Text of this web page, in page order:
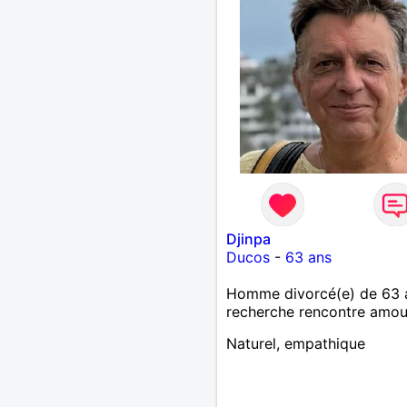
Djinpa
Ducos- 63 ans
Homme divorcé(e) de 63
recherche rencontre
Naturel, empathique